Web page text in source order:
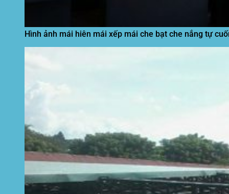
Hình ảnh mái hiên mái xếp mái che bạt che nắng tự